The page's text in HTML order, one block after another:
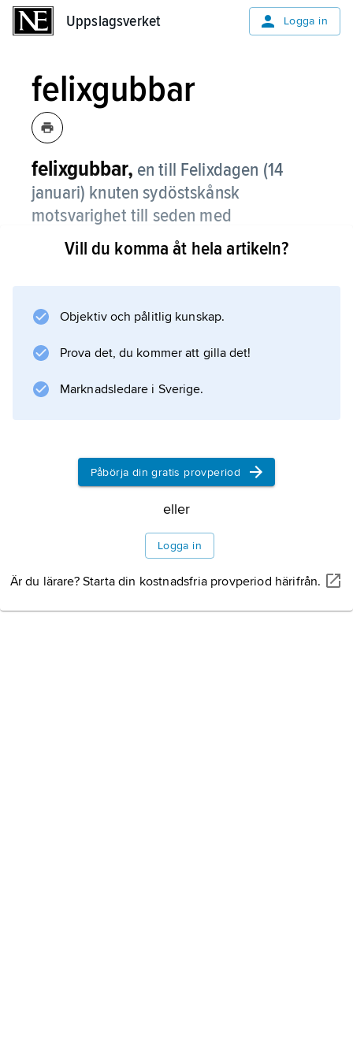
Uppslagsverket Logga in
felixgubbar
felixgubbar, en till Felixdagen (14
januari) knuten sydöstskånsk
motsvarighet till seden med
knutgubbar .
Vill du komma åt hela artikeln?
Objektiv och pålitlig kunskap.
Prova det, du kommer att gilla det!
Marknadsledare i Sverige.
Påbörja din gratis provperiod
eller
Logga in
Är du lärare? Starta din kostnadsfria provperiod härifrån.